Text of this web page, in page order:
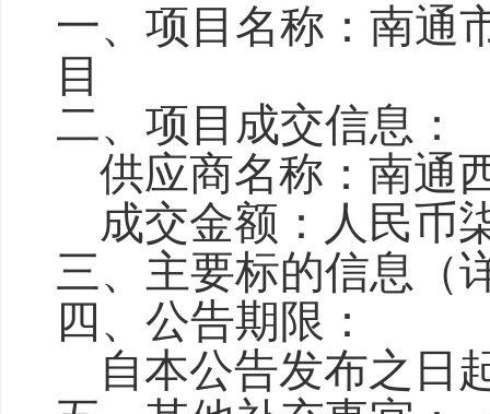
一、项目名称：南通
目
二、项目成交信息：
供应商名称：南通
成交金额：人民币
三、主要标的信息（
四、公告期限：
自本公告发布之日